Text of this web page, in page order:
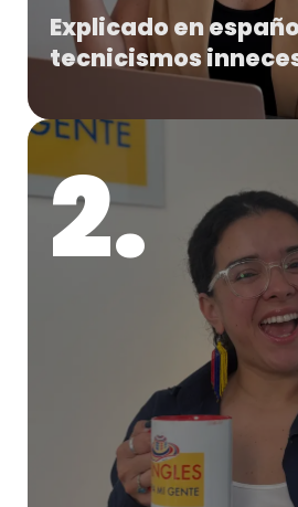
Explicado en
tecnicismos
2.